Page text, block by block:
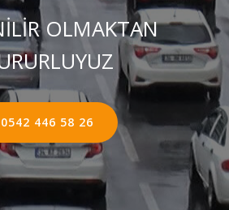
OLMAKTAN
0542 446 58 26